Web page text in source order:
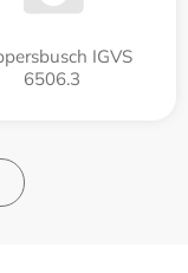
IGVS
6506.3